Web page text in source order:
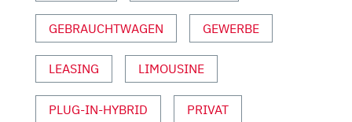
GEBRAUCHTWAGEN GEWERBE
LEASING LIMOUSINE
PLUG-IN-HYBRID PRIVAT